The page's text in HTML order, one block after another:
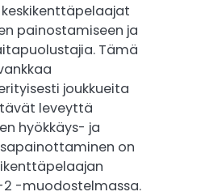
painostamiseen ja
Tämä
joukkueita
leveyttä
hyökkäys- ja
on
2 -muodostelmassa.